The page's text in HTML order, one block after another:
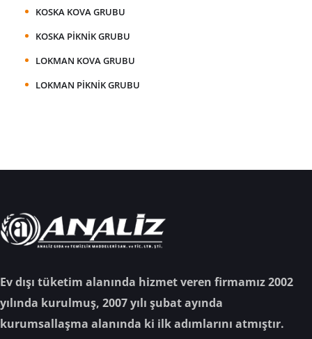
KOSKA KOVA GRUBU
KOSKA PIKNIK GRUBU
LOKMAN KOVA GRUBU
LOKMAN PIKNIK GRUBU
Ev dışı tüketim alanında hizmet veren firmamız 2002
yılında kurulmuş, 2007 yılı şubat ayında
kurumsallaşma alanında ki ilk adımlarını atmıştır.